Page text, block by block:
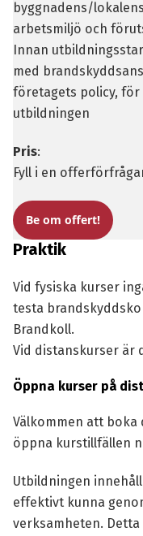
byggnadens/
arbetsmiljö och
Innan
med
företagets policy,
utbildningen
Pris:
Fyll i en
Be om offert!
Praktik
Vid fysiska kurser
testa
Brandkoll.
Vid distanskurser är
Öppna kurser på
Välkommen att boka
öppna kurstillfällen
Utbildningen
effektivt kunna
verksamheten.